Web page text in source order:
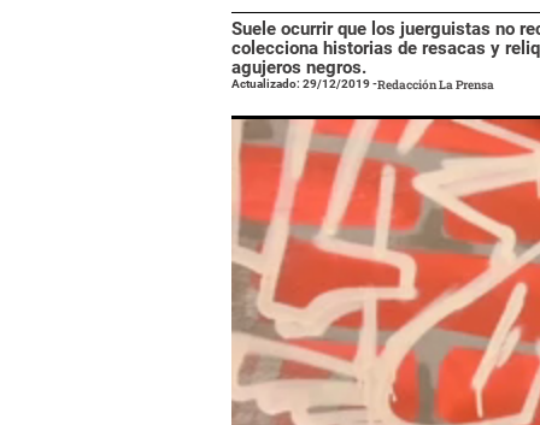
Suele ocurrir que los juerguistas no
colecciona historias de resacas y
agujeros negros.
Actualizado: 29/12/2019-Redacción La Prensa